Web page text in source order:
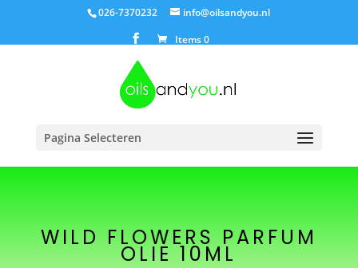
026-7370232
info@oilsandyou.nl
Items 0
Pagina Selecteren
WILD FLOWERS PARFUM
OLIE 10ML